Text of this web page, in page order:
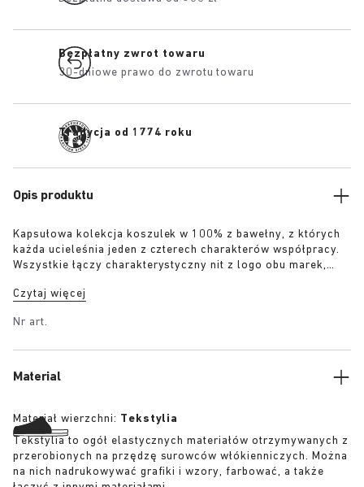
Bezpłatny zwrot towaru
30-dniowe prawo do zwrotu towaru
Tradycja od 1774 roku
Opis produktu
Kapsułowa kolekcja koszulek w 100% z bawełny, z których
każda ucieleśnia jeden z czterech charakterów współpracy.
Wszystkie łączy charakterystyczny nit z logo obu marek,
szydełkową, kwiatową aplikacją w odcieniu przygaszonej
w kolorze białym, z subtelną, spraną patyną „The Rebel” –
granatu Więcej informacji:
Czytaj więcej
Nr art.
Material
Materiał wierzchni: Tekstylia
Tekstylia to ogół elastycznych materiałów otrzymywanych z
przerobionych na przędzę surowców włókienniczych. Można
na nich nadrukowywać grafiki i wzory, farbować, a także